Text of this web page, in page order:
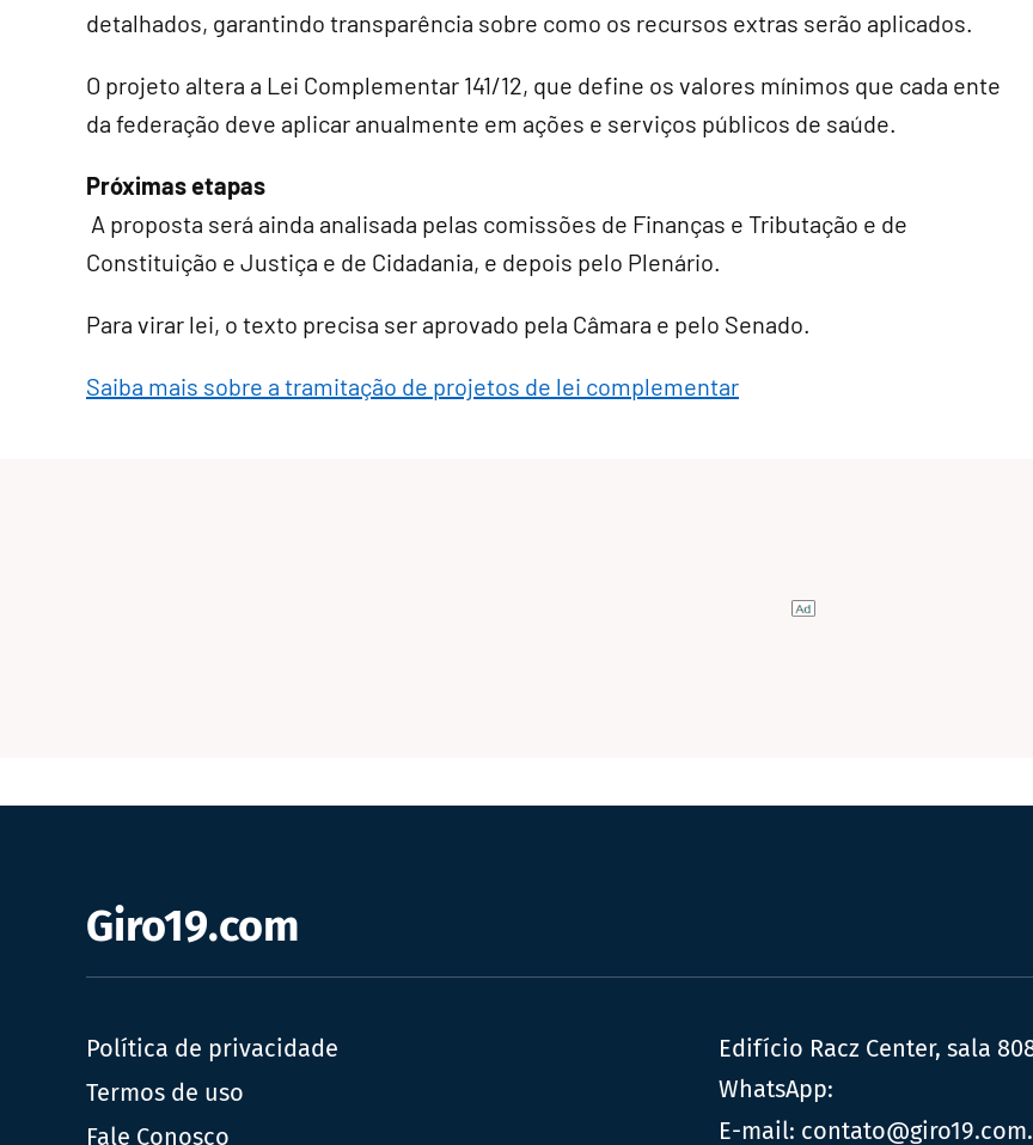
detalhados, garantindo transparência sobre como os recursos extras serão aplicados.
O projeto altera a Lei Complementar 141/12, que define os valores mínimos que cada ente
da federação deve aplicar anualmente em ações e serviços públicos de saúde.
Próximas etapas
A proposta será ainda analisada pelas comissões de Finanças e Tributação e de
Constituição e Justiça e de Cidadania, e depois pelo Plenário.
Para virar lei, o texto precisa ser aprovado pela Câmara e pelo Senado.
Saiba mais sobre a tramitação de projetos de lei complementar
Giro19.com
Política de privacidade
Termos de uso
Fale Conosco
Edifício Racz Center, sala
WhatsApp:
E-mail: